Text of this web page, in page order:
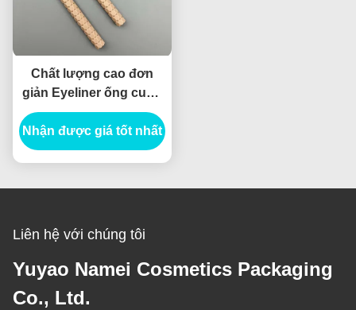
Chất lượng cao đơn
giản Eyeliner ống cuộn
lõi Eyeliner thùng bao bì
mỹ phẩm
Nhận được giá tốt nhất
Liên hệ với chúng tôi
Yuyao Namei Cosmetics Packaging
Co., Ltd.